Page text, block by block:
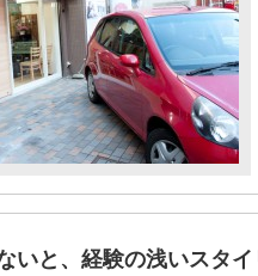
いと、経験の浅いスタ